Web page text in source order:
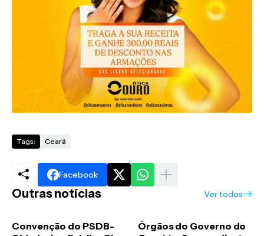
Tags: Ceará
Facebook
Outras notícias Ver todos
Convenção do PSDB-
Órgãos do Governo do